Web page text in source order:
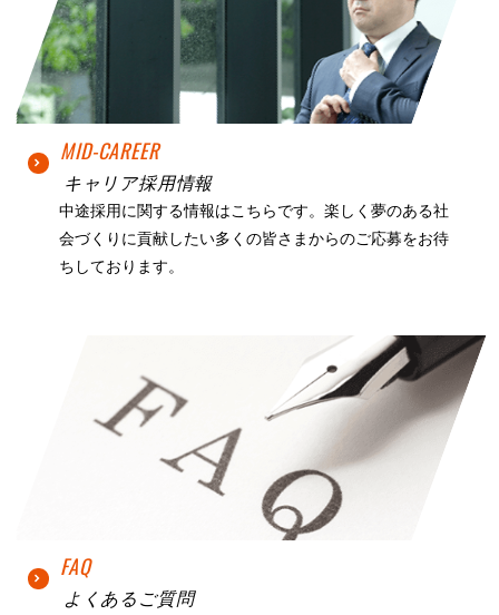
MID-CAREER
キャリア採用情報
中途採用に関する情報はこちらです。楽しく夢のある社
会づくりに貢献したい多くの皆さまからのご応募をお待
ちしております。
FAQ
よくあるご質問